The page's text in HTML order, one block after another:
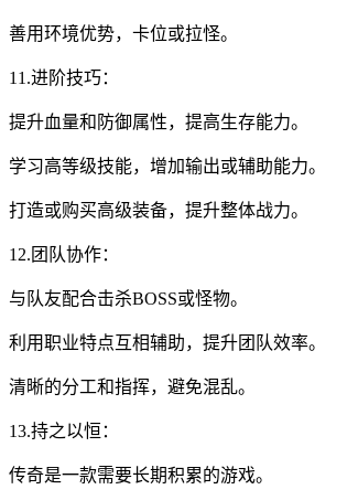
善用环境优势，卡位或拉怪。
11.进阶技巧：
提升血量和防御属性，提高生存能力。
学习高等级技能，增加输出或辅助能力。
打造或购买高级装备，提升整体战力。
12.团队协作：
与队友配合击杀BOSS或怪物。
利用职业特点互相辅助，提升团队效率。
清晰的分工和指挥，避免混乱。
13.持之以恒：
传奇是一款需要长期积累的游戏。